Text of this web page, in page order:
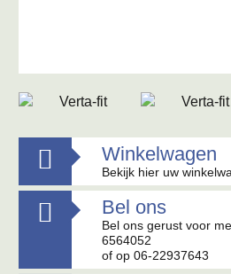
 Winkelwagen
Bekijk hier uw
 Bel ons
Bel ons gerust voor
6564052
of op 06-22937643